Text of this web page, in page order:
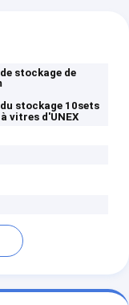
stockage de
stockage 10sets
vitres d'UNEX